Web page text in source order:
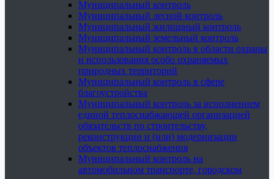
Муниципальный контроль
Муниципальный лесной контроль
Муниципальный жилищный контроль
Муниципальный земельный контроль
Муниципальный контроль в области охраны
и использования особо охраняемых
природных территорий
Муниципальный контроль в сфере
благоустройства
Муниципальный контроль за исполнением
единой теплоснабжающей организацией
обязательств по строительству,
реконструкции и (или) модернизации
объектов теплоснабжения
Муниципальный контроль на
автомобильном транспорте, городском